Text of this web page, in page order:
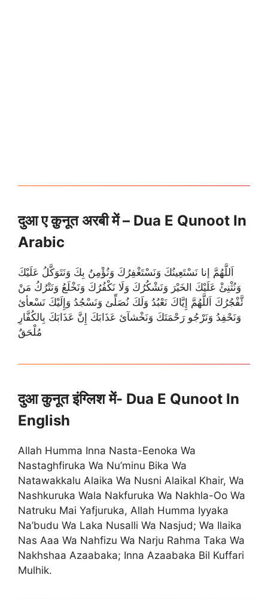
दुआ ए क़ुनूत अरबी में – Dua E Qunoot In
Arabic
اَللَّهُمَّ إنا نَسْتَعِينُكَ وَنَسْتَغْفِرُكَ وَنُؤْمِنُ بِكَ وَنَتَوَكَّلُ عَلَيْكَ
وَنُثْنِئْ عَلَيْكَ الخَيْرَ وَنَشْكُرُكَ وَلَا نَكْفُرُكَ وَنَخْلَعُ وَنَتْرُكُ مَنْ
ئَّفْجُرُكَ اَللَّهُمَّ إِيَّاكَ نَعْبُدُ وَلَكَ نُصَلِّئ وَنَسْجُدُ وَإِلَيْكَ نَسْعأئ
وَنَحْفِدُ وَنَرْجُو رَحْمَتَكَ وَنَخْشآئ عَذَابَكَ إِنَّ عَذَابَكَ بِالكُفَّارِ
مُلْحَقٌ
दुआ कुनूत इंग्लिश में- Dua E Qunoot In
English
Allah Humma Inna Nasta-Eenoka Wa
Nastaghfiruka Wa Nu’minu Bika Wa
Natawakkalu Alaika Wa Nusni Alaikal Khair, Wa
Nashkuruka Wala Nakfuruka Wa Nakhla-Oo Wa
Natruku Mai Yafjuruka, Allah Humma Iyyaka
Na’budu Wa Laka Nusalli Wa Nasjud; Wa Ilaika
Nas Aaa Wa Nahfizu Wa Narju Rahma Taka Wa
Nakhshaa Azaabaka; Inna Azaabaka Bil Kuffari
Mulhik.